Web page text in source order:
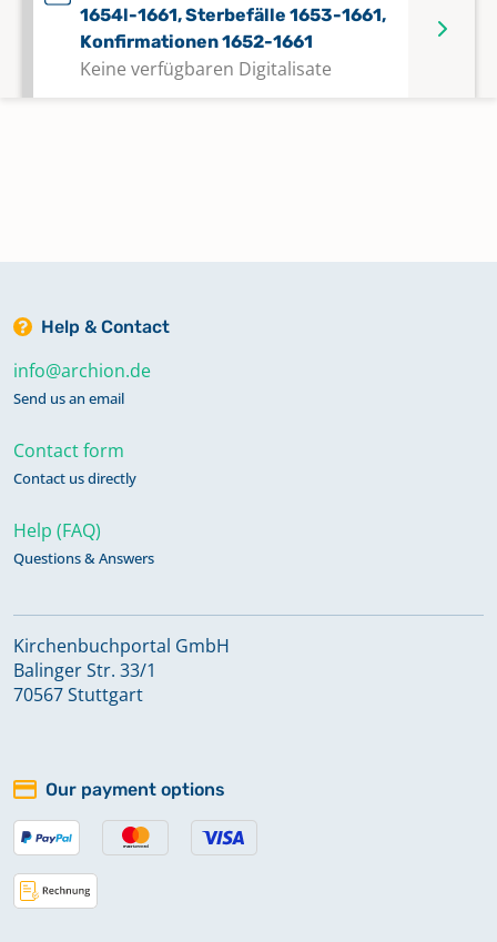
1654l-1661, Sterbefälle 1653-1661,
Konfirmationen 1652-1661
Keine verfügbaren Digitalisate
1690-1717, Sterbefälle 1689-1717,
Keine verfügbaren Digitalisate
Taufen 1717-1771, Eheschließungen
1718-1769, Sterbefälle 1718-1771
Keine verfügbaren Digitalisate
Konfirmationen 1771-1855
Taufen 1838-1907, Eheschließungen
1839-1920
Help & Contact
info@archion.de
Send us an email
Contact form
Contact us directly
Help (FAQ)
Questions & Answers
Kirchenbuchportal GmbH
Balinger Str. 33/1
70567 Stuttgart
Our payment options